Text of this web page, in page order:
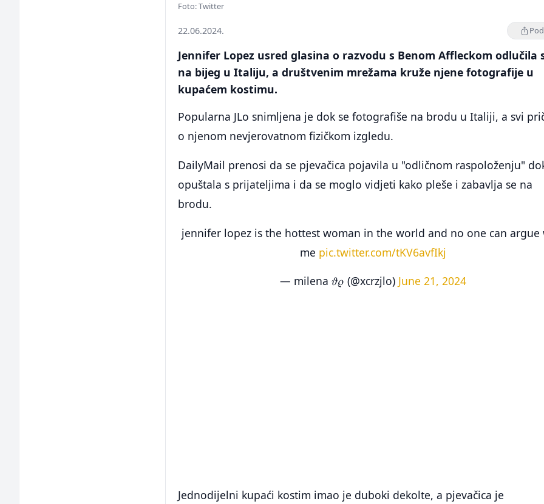
Foto: Twitter
22.06.2024.
Jennifer Lopez usred glasina o razvodu s Benom Affleckom odlučila
na bijeg u Italiju, a društvenim mrežama kruže njene fotografije u
kupaćem kostimu.
Popularna JLo snimljena je dok se fotografiše na brodu u Italiji, a svi
o njenom nevjerovatnom fizičkom izgledu.
DailyMail prenosi da se pjevačica pojavila u "odličnom raspoloženju"
opuštala s prijateljima i da se moglo vidjeti kako pleše i zabavlja se na
brodu.
jennifer lopez is the hottest woman in the world and no one can argue
me pic.twitter.com/tKV6avfIkj
— milena 𝜗𝜚 (@xcrzjlo) June 21, 2024
Jednodijelni kupaći kostim imao je duboki dekolte, a pjevačica je